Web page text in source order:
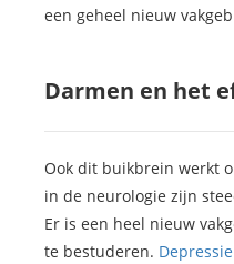
een geheel nieuw
Darmen en het
Ook dit buikbrein werkt
in de neurologie zijn
Er is een heel nieuw
te bestuderen. Depressie